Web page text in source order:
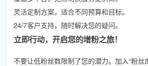
灵活定制方案，适合不同预算和目标。
24/7客户支持，随时解决您的疑问。
立即行动，开启您的增粉之旅！
不要让低粉丝数限制了您的潜力。加入“粉丝